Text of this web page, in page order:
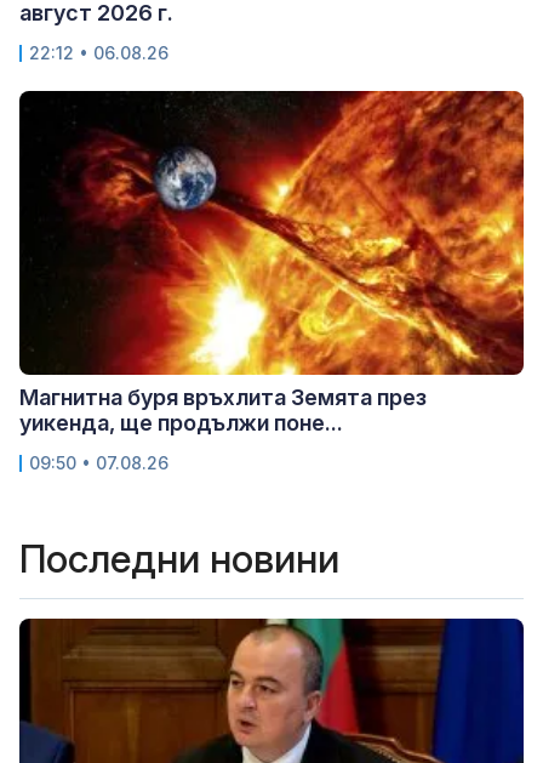
август 2026 г.
22:12 • 06.08.26
Магнитна буря връхлита Земята през
уикенда, ще продължи поне...
09:50 • 07.08.26
Последни новини